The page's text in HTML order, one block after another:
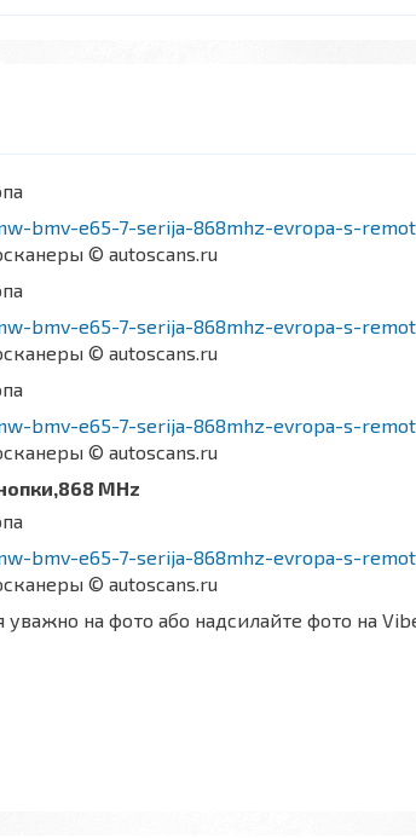
bmv-e65-7-serija-868mhz-evropa-s-
© autoscans.ru
bmv-e65-7-serija-868mhz-evropa-s-
© autoscans.ru
bmv-e65-7-serija-868mhz-evropa-s-
© autoscans.ru
MHz
bmv-e65-7-serija-868mhz-evropa-s-
© autoscans.ru
на фото або надсилайте фото на